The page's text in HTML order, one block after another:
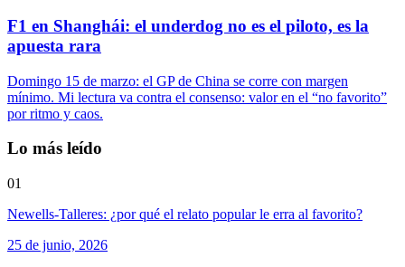
F1 en Shanghái: el underdog no es el piloto, es la
apuesta rara
Domingo 15 de marzo: el GP de China se corre con margen
mínimo. Mi lectura va contra el consenso: valor en el “no favorito”
por ritmo y caos.
Lo más leído
01
Newells-Talleres: ¿por qué el relato popular le erra al favorito?
25 de junio, 2026